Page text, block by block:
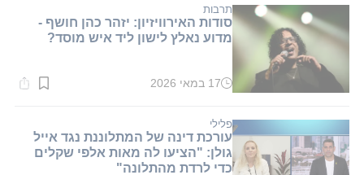
דקות.
תרבות
סודות האירוויזיון: יזהר כהן חושף -
מדוע נאלץ לישון ליד איש מוסד?
זמן
דקות.
17 במאי 2026
פלילי
עורכת דינה של המתלוננת נגד אייל
גולן: "הציעו לה מאות אלפי שקלים
כדי לרדת מהתלונה"